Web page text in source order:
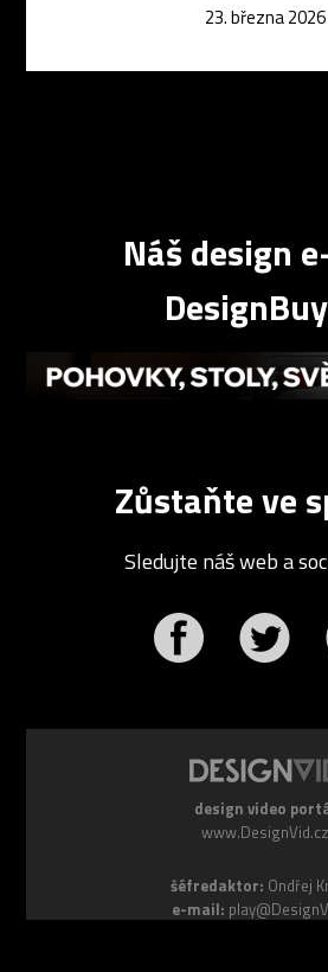
23. března 2026
Náš design
Zůstaňte ve
Sledujte náš web a
design video
www.DesignVid.cz
šéfredaktor: Ondřej
e-mail: